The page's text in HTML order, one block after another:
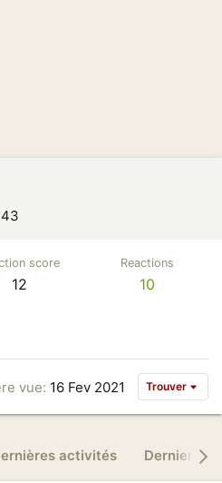
43
score
12
Reactions
10
vue 16 Fev 2021 Trouver
activités Derniers